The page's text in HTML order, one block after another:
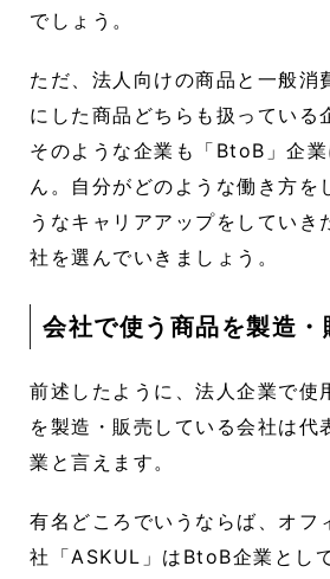
でしょう。
ただ、法人向けの商品と一般消
にした商品どちらも扱っている
そのような企業も「BtoB」企
ん。自分がどのような働き方を
うなキャリアアップをしていき
社を選んでいきましょう。
会社で使う商品を製造・
前述したように、法人企業で使
を製造・販売している会社は代
業と言えます。
有名どころでいうならば、オフ
社「ASKUL」はBtoB企業とし